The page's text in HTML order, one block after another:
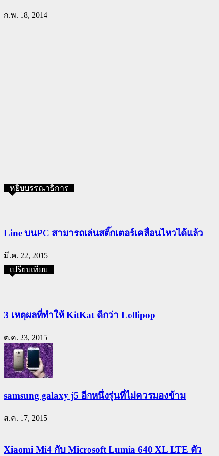
ก.พ. 18, 2014
หยิบบรรณาธิการ
Line บนPC สามารถเล่นสติ๊กเตอร์เคลื่อนไหวได้แล้ว
มี.ค. 22, 2015
เปรียบเทียบ
3 เหตุผลที่ทำให้ KitKat ดีกว่า Lollipop
ต.ค. 23, 2015
samsung galaxy j5 อีกหนึ่งรุ่นที่ไม่ควรมองข้าม
ส.ค. 17, 2015
Xiaomi Mi4 กับ Microsoft Lumia 640 XL LTE ตัว